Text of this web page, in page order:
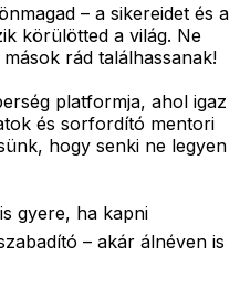
– a sikereidet és a
körülötted a világ. Ne
rád találhassanak!
platformja, ahol igaz
és sorfordító mentori
hogy senki ne legyen
gyere, ha kapni
– akár álnéven is